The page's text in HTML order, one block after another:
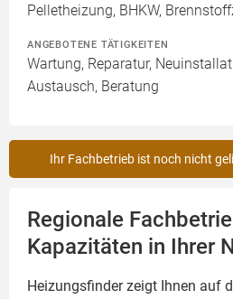
Pelletheizung, BHKW,
ANGEBOTENE TÄTIGKEITEN
Wartung, Reparatur,
Austausch, Beratung
Ihr Fachbetrieb ist noch nicht
Regionale
Kapazitäten in Ihrer
Heizungsfinder zeigt Ihnen auf